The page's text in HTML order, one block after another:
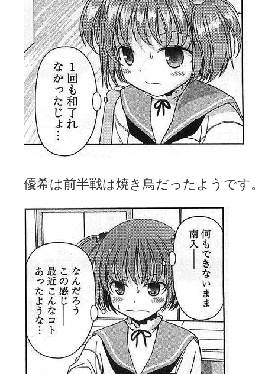
優希は前半戦は焼き鳥だったようです。